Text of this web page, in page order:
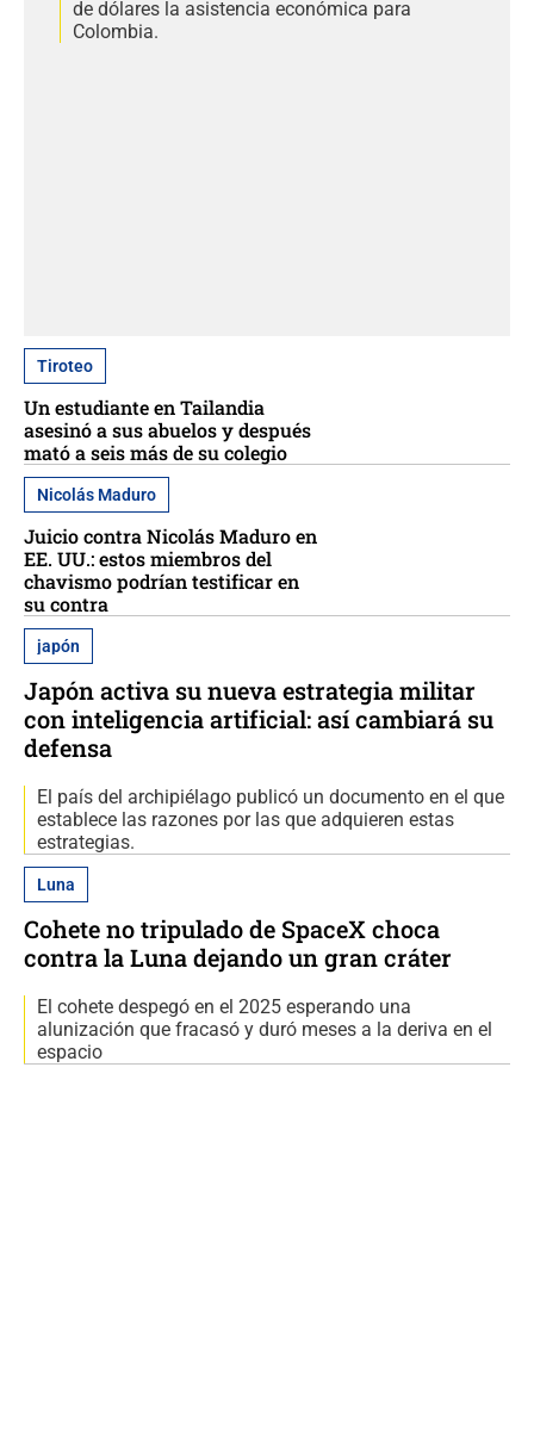
de dólares la asistencia económica para
Colombia.
Tiroteo
Un estudiante en Tailandia
asesinó a sus abuelos y después
mató a seis más de su colegio
Nicolás Maduro
Juicio contra Nicolás Maduro en
EE. UU.: estos miembros del
chavismo podrían testificar en
su contra
japón
Japón activa su nueva estrategia militar
con inteligencia artificial: así cambiará su
defensa
El país del archipiélago publicó un documento en el que
establece las razones por las que adquieren estas
estrategias.
Luna
Cohete no tripulado de SpaceX choca
contra la Luna dejando un gran cráter
El cohete despegó en el 2025 esperando una
alunización que fracasó y duró meses a la deriva en el
espacio